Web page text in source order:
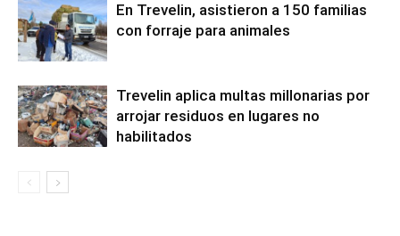
En Trevelin, asistieron a 150 familias
con forraje para animales
Trevelin aplica multas millonarias por
arrojar residuos en lugares no
habilitados